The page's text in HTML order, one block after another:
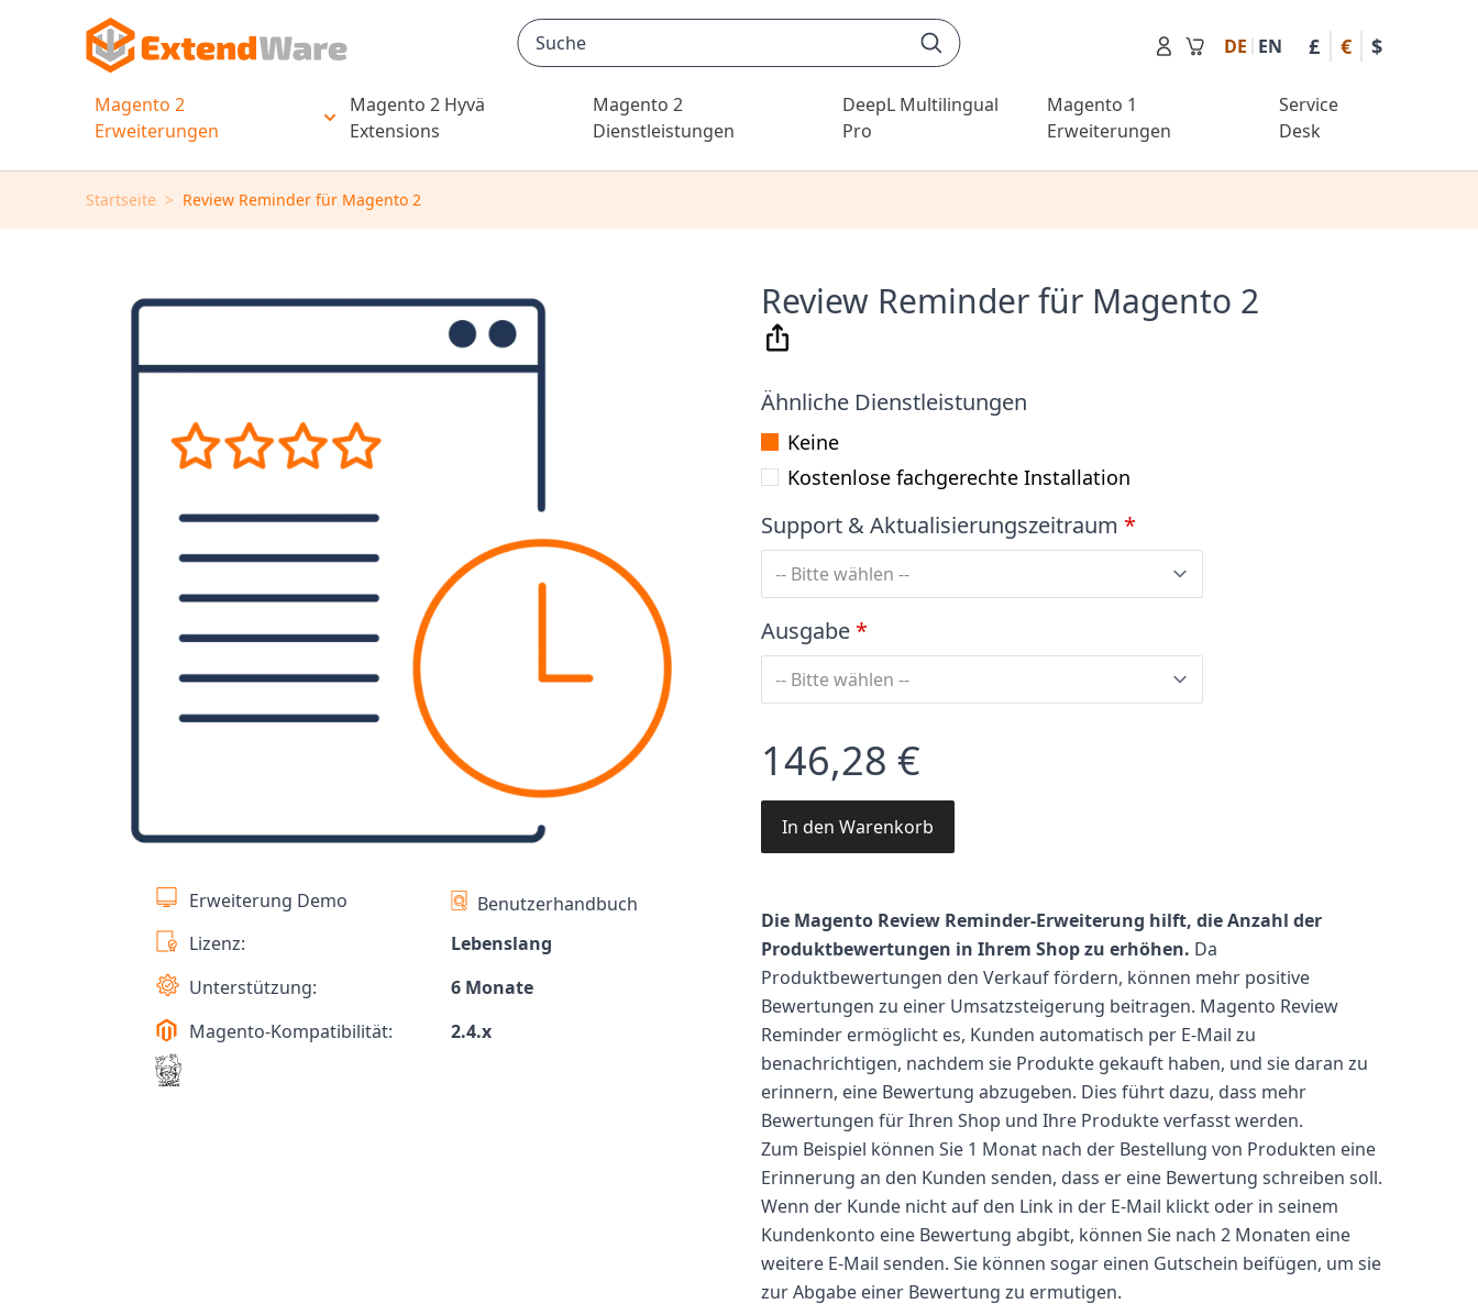
Zum Inhalt springen
DE EN £ € $
Magento 2
Erweiterungen
Untermenü für Kategorie Magento 2 Erweiterungen anzeigen
Magento 2 Hyvä
Extensions
Magento 2
Dienstleistungen
DeepL Multilingual
Pro
Magento 1
Erweiterungen
Service
Desk
Startseite > Review Reminder für Magento 2
Erweiterung Demo
Benutzerhandbuch
Lizenz:
Lebenslang
Unterstützung:
6 Monate
Magento-Kompatibilität:
2.4.x
Review Reminder für Magento 2
Ähnliche Dienstleistungen
Keine
Kostenlose fachgerechte Installation
Support & Aktualisierungszeitraum *
Ausgabe *
146,28 €
In den Warenkorb
Die Magento Review Reminder-Erweiterung hilft, die Anzahl der
Produktbewertungen in Ihrem Shop zu erhöhen. Da
Produktbewertungen den Verkauf fördern, können mehr positive
Bewertungen zu einer Umsatzsteigerung beitragen. Magento Review
Reminder ermöglicht es, Kunden automatisch per E-Mail zu
benachrichtigen, nachdem sie Produkte gekauft haben, und sie daran zu
erinnern, eine Bewertung abzugeben. Dies führt dazu, dass mehr
Bewertungen für Ihren Shop und Ihre Produkte verfasst werden.
Zum Beispiel können Sie 1 Monat nach der Bestellung von Produkten eine
Erinnerung an den Kunden senden, dass er eine Bewertung schreiben soll.
Wenn der Kunde nicht auf den Link in der E-Mail klickt oder in seinem
Kundenkonto eine Bewertung abgibt, können Sie nach 2 Monaten eine
weitere E-Mail senden. Sie können sogar einen Gutschein beifügen, um sie
zur Abgabe einer Bewertung zu ermutigen.